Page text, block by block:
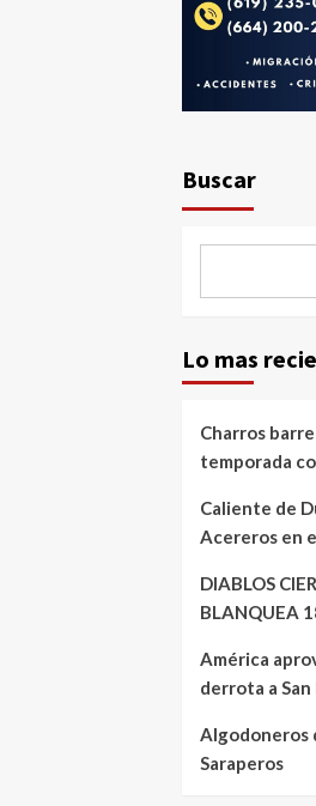
Buscar
Lo mas
Charros
temporada
Caliente de
Acereros en
DIABLOS
BLANQUEA
América
derrota a San
Algodoneros
Saraperos